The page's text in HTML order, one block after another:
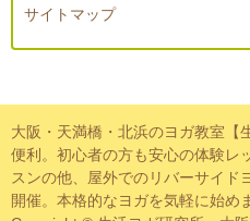
サイトマップ
大阪・天満橋・北浜のヨガ教室
便利。初心者の方も安心の体験レ
スンの他、屋外でのリバーサイド
開催。本格的なヨガを気軽に始め